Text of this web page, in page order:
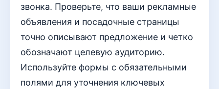
звонка. Проверьте, что ваши рекламные
объявления и посадочные страницы
точно описывают предложение и четко
обозначают целевую аудиторию.
Используйте формы с обязательными
полями для уточнения ключевых